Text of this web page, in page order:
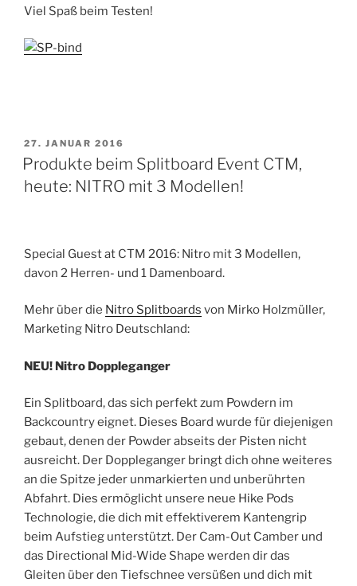
Viel Spaß beim Testen!
VERÖFFENTLICHT
AM
27. JANUAR 2016
Produkte beim Splitboard Event CTM,
heute: NITRO mit 3 Modellen!
Special Guest at CTM 2016: Nitro mit 3 Modellen,
davon 2 Herren- und 1 Damenboard.
Mehr über die Nitro Splitboards von Mirko Holzmüller,
Marketing Nitro Deutschland:
NEU! Nitro Doppleganger
Ein Splitboard, das sich perfekt zum Powdern im
Backcountry eignet. Dieses Board wurde für diejenigen
gebaut, denen der Powder abseits der Pisten nicht
ausreicht. Der Doppleganger bringt dich ohne weiteres
an die Spitze jeder unmarkierten und unberührten
Abfahrt. Dies ermöglicht unsere neue Hike Pods
Technologie, die dich mit effektiverem Kantengrip
beim Aufstieg unterstützt. Der Cam-Out Camber und
das Directional Mid-Wide Shape werden dir das
Gleiten über den Tiefschnee versüßen und dich mit